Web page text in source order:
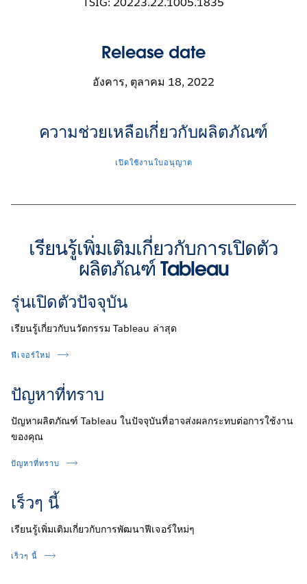
Release date
อังคาร, ตุลาคม 18, 2022
ความช่วยเหลือเกี่ยวกับผลิตภัณฑ์
เปิดใช้งานใบอนุญาต
เรียนรู้เพิ่มเติมเกี่ยวกับการเปิดตัว
ผลิตภัณฑ์ Tableau
รุ่นเปิดตัวปัจจุบัน
เรียนรู้เกี่ยวกับนวัตกรรม Tableau ล่าสุด
ฟีเจอร์ใหม่
ปัญหาที่ทราบ
ปัญหาผลิตภัณฑ์ Tableau ในปัจจุบันที่อาจส่งผลกระทบต่อการใช้งาน
ของคุณ
ปัญหาที่ทราบ
เร็วๆ นี้
เรียนรู้เพิ่มเติมเกี่ยวกับการพัฒนาฟีเจอร์ใหม่ๆ
เร็วๆ นี้